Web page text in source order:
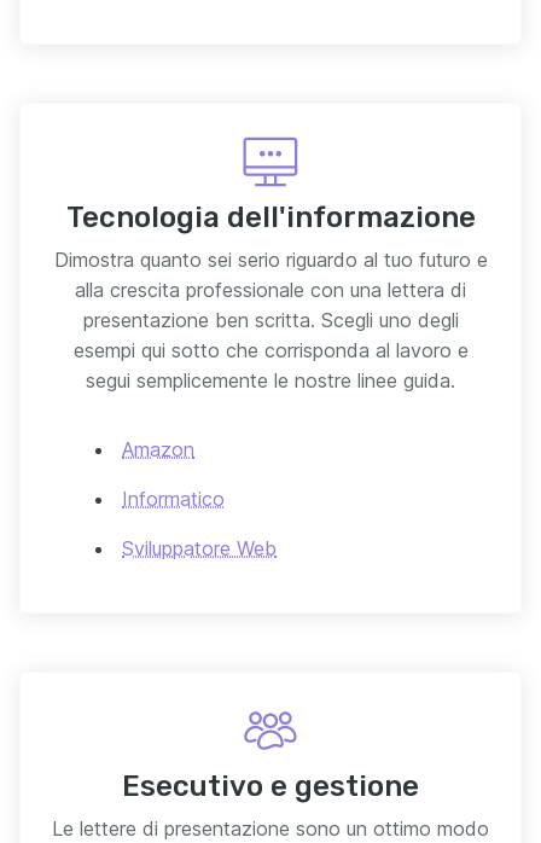
Tecnologia dell'informazione
Dimostra quanto sei serio riguardo al tuo futuro e
alla crescita professionale con una lettera di
presentazione ben scritta. Scegli uno degli
esempi qui sotto che corrisponda al lavoro e
segui semplicemente le nostre linee guida.
Amazon
Informatico
Sviluppatore Web
Esecutivo e gestione
Le lettere di presentazione sono un ottimo modo